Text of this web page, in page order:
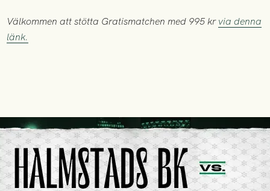
Välkommen att stötta Gratismatchen med 995 krvia denna
länk.